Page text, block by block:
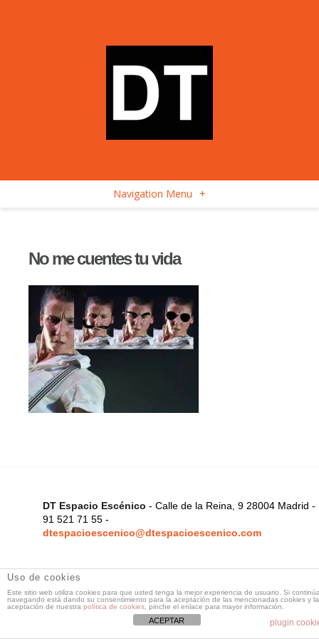
Navigation Menu +
No me cuentes tu vida
DT Espacio Escénico - Calle de la Reina, 9 28004 Madrid -
91 521 71 55 -
dtespacioescenico@dtespacioescenico.com
Uso de cookies
Este sitio web utiliza cookies para que usted tenga la mejor experiencia de usuario. Si
navegando está dando su consentimiento para la aceptación de las mencionadas cookies y la
aceptación de nuestra política de cookies , pinche el enlace para mayor información.
plugin
ACEPTAR